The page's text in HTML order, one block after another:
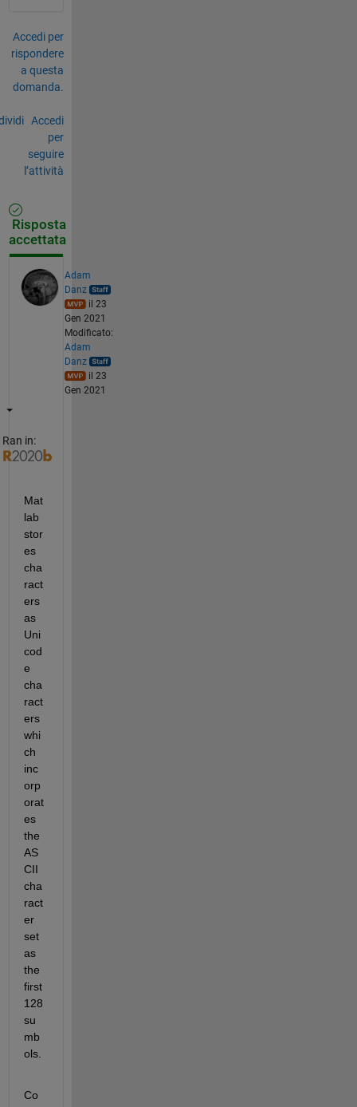
Accedi per
rispondere
a questa
domanda.
Accedi
per
seguire
l’attività
Risposta
accettata
Adam
Danz
il 23
Gen 2021
Modificato:
Adam
Danz
il 23
Gen 2021
Ran in:
Mat
lab
stor
es
cha
ract
ers
as
Uni
cod
e
cha
ract
ers
whi
ch
inc
orp
orat
es
the
AS
CII
cha
ract
er
set
as
the
first
128
su
mb
Co